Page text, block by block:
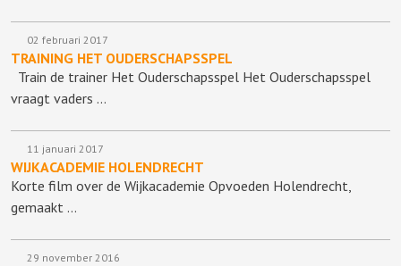
02 februari 2017
TRAINING HET OUDERSCHAPSSPEL
Train de trainer Het Ouderschapsspel Het Ouderschapsspel
vraagt vaders …
11 januari 2017
WIJKACADEMIE HOLENDRECHT
Korte film over de Wijkacademie Opvoeden Holendrecht,
gemaakt …
29 november 2016